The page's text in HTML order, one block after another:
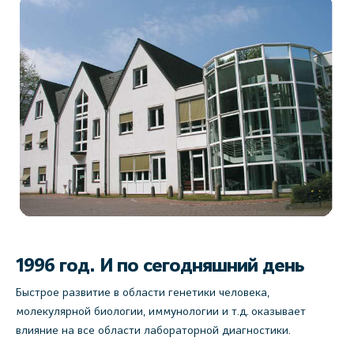
1996 год. И по сегодняшний день
Быстрое развитие в области генетики человека,
молекулярной биологии, иммунологии и т.д. оказывает
влияние на все области лабораторной диагностики.